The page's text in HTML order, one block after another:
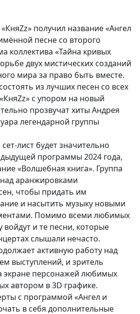
получил название «Ангел
песне со второго
коллектива «Тайна кривых
двух мистических созданий
мира за право быть вместе.
из лучших песен со всех
с упором на новый
прозвучат хиты Андрея
легендарной группы
лист будет значительно
программы 2024 года,
«Волшебная книга». Группа
аранжировками
чтобы придать им
и насытить музыку новыми
Помимо всеми любимых
войдут и те песни, которые
слышали нечасто.
активную работу над
выступлений, и зритель
экране персонажей любимых
автором в 3D графике.
с программой «Ангел и
в себя дополнительные